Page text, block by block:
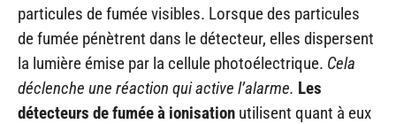
particules de fumée visibles. Lorsque des particules
de fumée pénètrent dans le détecteur, elles dispersent
la lumière émise par la cellule photoélectrique. Cela
déclenche une réaction qui active l’alarme. Les
détecteurs de fumée à ionisation utilisent quant à eux